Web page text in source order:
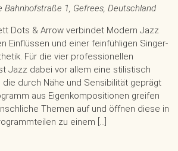
Bahnhofstraße 1, Gefrees, Deutschland
Dots & Arrow verbindet Modern Jazz
Einflüssen und einer feinfühligen Singer-
Für die vier professionellen
Jazz dabei vor allem eine stilistisch
die durch Nähe und Sensibilität geprägt
aus Eigenkompositionen greifen
Themen auf und öffnen diese in
zu einem […]